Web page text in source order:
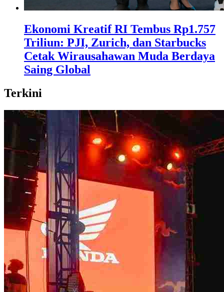
Ekonomi Kreatif RI Tembus Rp1.757
Triliun: PJI, Zurich, dan Starbucks
Cetak Wirausahawan Muda Berdaya
Saing Global
Terkini